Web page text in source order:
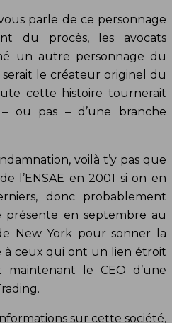
parle de ce personnage
du procès, les avocats
un autre personnage du
le créateur originel du
cette histoire tournerait
ou pas – d’une branche
voilà t’y pas que
l’ENSAE en 2001 si on en
donc probablement
présente en septembre au
New York pour sonner la
à ceux qui ont un lien étroit
le CEO d’une
sur cette société,